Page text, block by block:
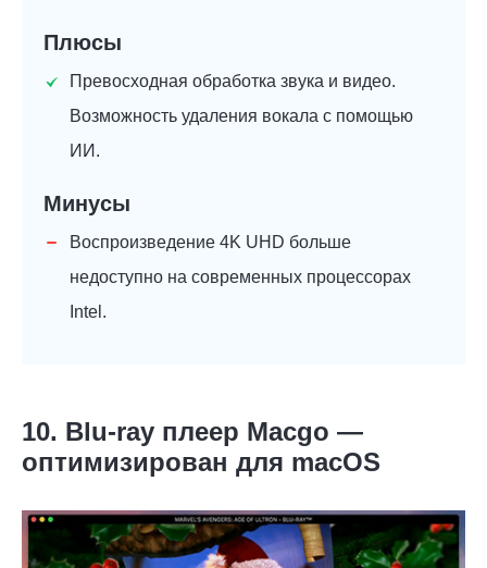
Плюсы
Превосходная обработка звука и видео.
Возможность удаления вокала с помощью
ИИ.
Минусы
Воспроизведение 4K UHD больше
недоступно на современных процессорах
Intel.
10. Blu-ray плеер Macgo —
оптимизирован для macOS